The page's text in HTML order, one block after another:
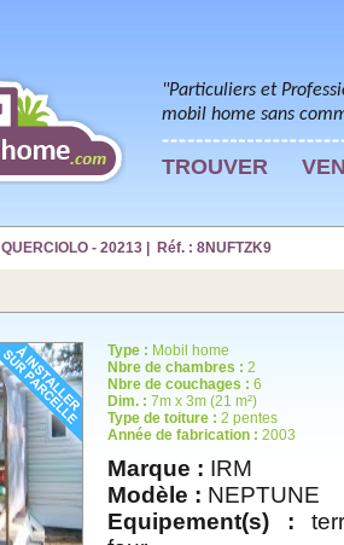
"Particuliers et
mobil home sans
TROUVER
QUERCIOLO - 20213 | Réf. : 8NUFTZK9
Type : Mobil home
Nbre de chambres : 2
Nbre de couchages : 6
Dim. : 7m x 3m (21 m²)
Type de toiture : 2 pentes
Année de fabrication : 2003
Marque : IRM
Modèle : NEPTUNE
Equipement(s) :